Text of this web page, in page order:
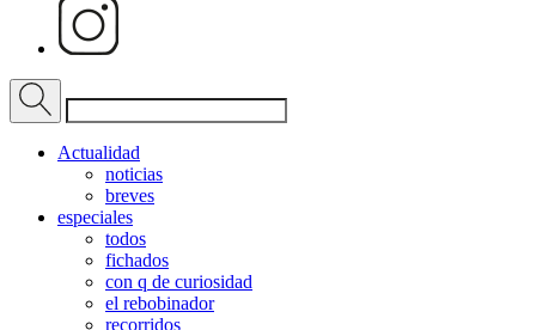
Actualidad
noticias
breves
especiales
todos
fichados
con q de curiosidad
el rebobinador
recorridos